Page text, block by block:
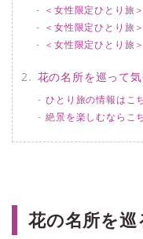
＜女性限定ひとり旅
＜女性限定ひとり旅
＜女性限定ひとり旅
花の名所を巡って
ひとり旅の情報はこ
絶景を楽しむならこ
花の名所を